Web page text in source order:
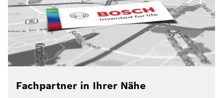
Fachpartner in Ihrer Nähe